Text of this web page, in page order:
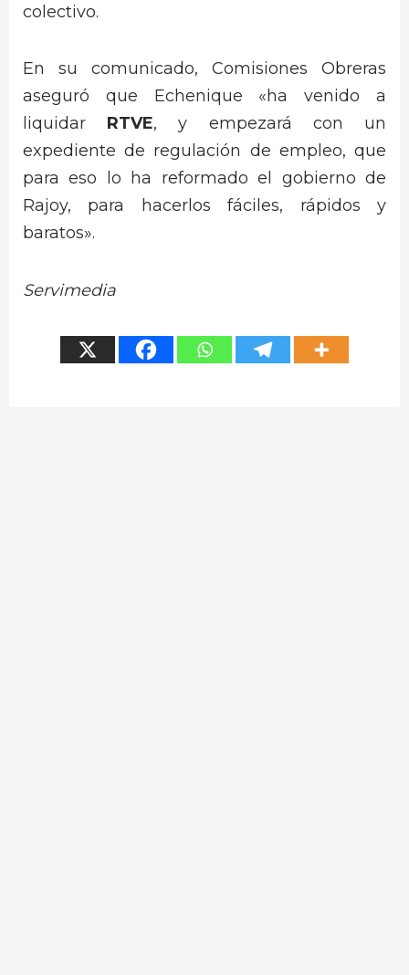
colectivo.
En su comunicado, Comisiones Obreras
aseguró que Echenique «ha venido a
liquidar RTVE, y empezará con un
expediente de regulación de empleo, que
para eso lo ha reformado el gobierno de
Rajoy, para hacerlos fáciles, rápidos y
baratos».
Servimedia